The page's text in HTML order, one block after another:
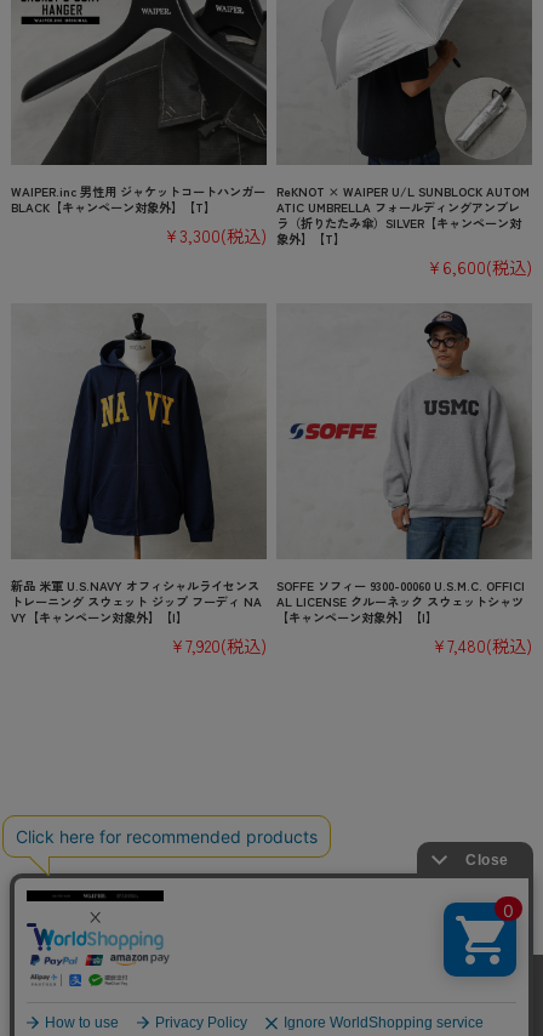
WAIPER.inc 男性用 ジャケットコートハンガー
BLACK【キャンペーン対象外】【T】
¥3,300(税込)
ReKNOT × WAIPER U/L SUNBLOCK AUTOM
ATIC UMBRELLA フォールディングアンブレ
ラ（折りたたみ傘）SILVER【キャンペーン対
象外】【T】
¥6,600(税込)
新品 米軍 U.S.NAVY オフィシャルライセンス
トレーニング スウェット ジップ フーディ NA
VY【キャンペーン対象外】【I】
¥7,920(税込)
SOFFE ソフィー 9300-00060 U.S.M.C. OFFICI
AL LICENSE クルーネック スウェットシャツ
【キャンペーン対象外】【I】
¥7,480(税込)